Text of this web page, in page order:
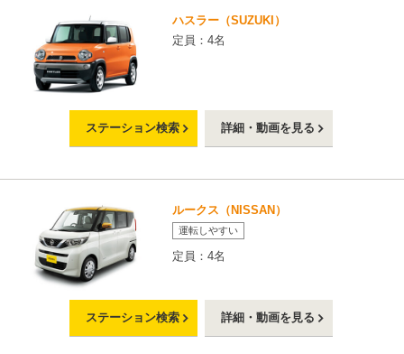
ハスラー（SUZUKI）
定員：4名
ステーション検索 詳細・動画を見る
ルークス（NISSAN）
運転しやすい
定員：4名
ステーション検索 詳細・動画を見る